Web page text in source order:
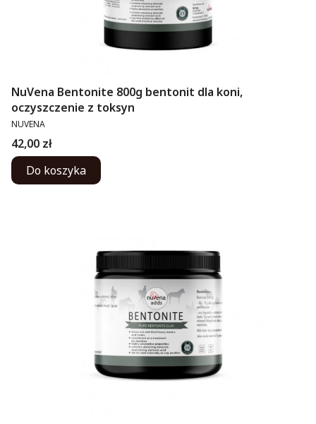
NuVena Bentonite 800g bentonit dla koni,
oczyszczenie z toksyn
PRODUCENT
NUVENA
Cena
42,00 zł
Do koszyka